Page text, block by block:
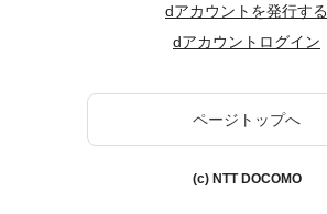
dアカウントを発行する
dアカウントログイン
ページトップへ
(c) NTT DOCOMO